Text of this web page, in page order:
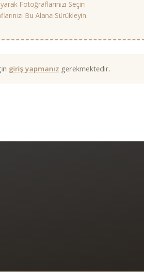
Fotoğraflarınızı Seçin
Bu Alana Sürükleyin.
giriş yapmanız gerekmektedir.